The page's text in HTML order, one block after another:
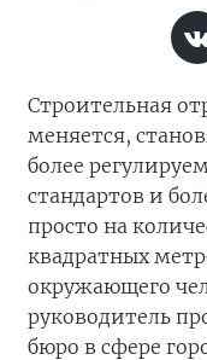
Строительная
меняется,
более
стандартов и
просто на
квадратных
окружающего
руководитель
бюро в сфере